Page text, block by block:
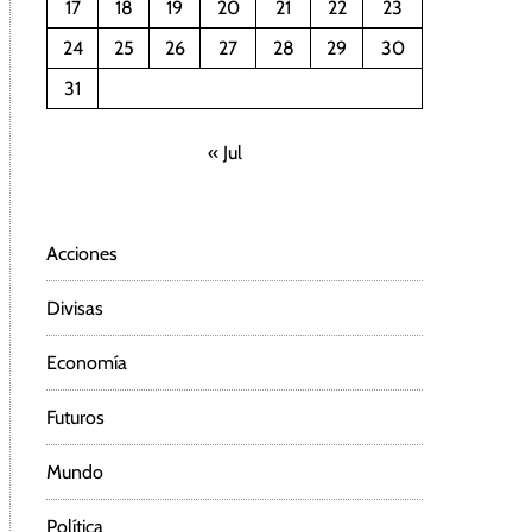
17 18 19 20 21 22
23
24
25 26 27 28 29
30
31
« Jul
Acciones
Divisas
Economía
Futuros
Mundo
Política